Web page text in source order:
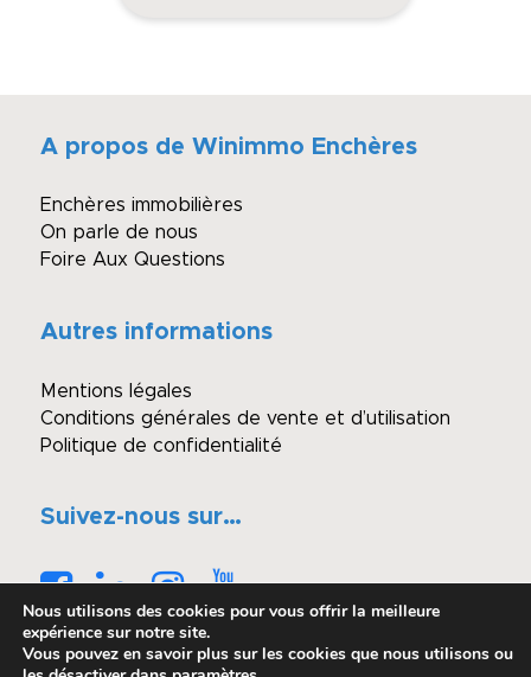
A propos de Winimmo Enchères
Enchères immobilières
On parle de nous
Foire Aux Questions
Autres informations
Mentions légales
Conditions générales de vente et d’utilisation
Politique de confidentialité
Suivez-nous sur…
Nous utilisons des cookies pour vous offrir la meilleure
expérience sur notre site.
Vous pouvez en savoir plus sur les cookies que nous utilisons ou